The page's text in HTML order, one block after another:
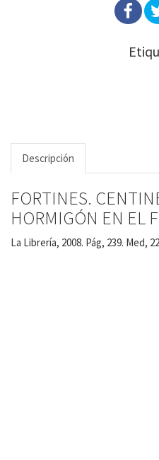
Descripción
FORTINES.
HORMIGÓN EN EL
La Librería, 2008. Pág, 239. Med,